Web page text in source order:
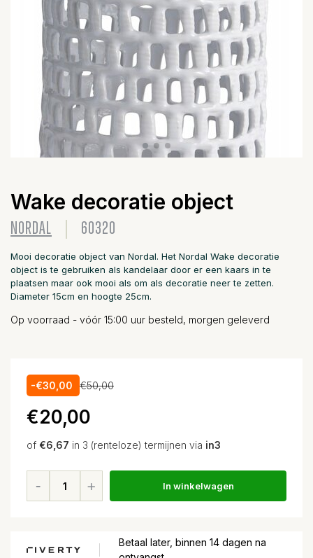
Wake decoratie object
NORDAL 60320
Mooi decoratie object van Nordal. Het Nordal Wake decoratie
object is te gebruiken als kandelaar door er een kaars in te
plaatsen maar ook mooi als om als decoratie neer te zetten.
Diameter 15cm en hoogte 25cm.
Op voorraad - vóór 15:00 uur besteld, morgen geleverd
-€30,00 €50,00
€20,00
of €6,67 in 3 (renteloze) termijnen via in3
In winkelwagen
Betaal later, binnen 14 dagen na